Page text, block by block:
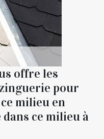
offre les
pour
milieu en
ce milieu à